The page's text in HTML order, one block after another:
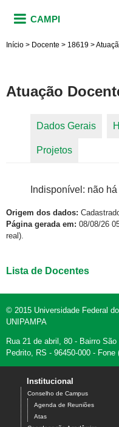
CAMPI
Início > Docente > 18619 >
Atuação
Dados Gerais
Projetos
Indisponível: não
Origem dos dados:
Página gerada em: 08/08/26
real).
Lista de Docentes
© 2015 Universidade Federal
UNIPAMPA
Rua 21 de abril, 80 - Bairro São
Pedrito, RS - 96450-000 - Fone
Institucional
Conselho de Campus
Agenda de Reuniões
Atas